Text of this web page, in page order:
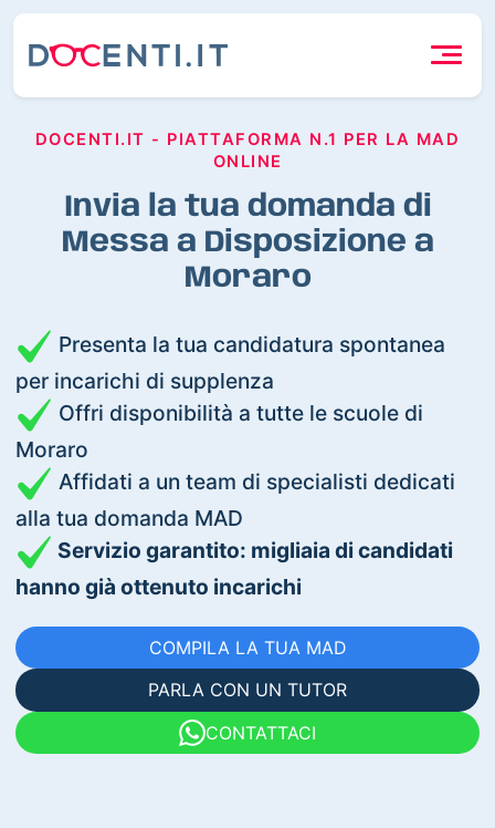
DOCENTI.IT - PIATTAFORMA N.1 PER LA MAD
ONLINE
Invia la tua domanda di
Messa a Disposizione a
Moraro
Presenta la tua candidatura spontanea
per incarichi di supplenza
Offri disponibilità a tutte le scuole di
Moraro
Affidati a un team di specialisti dedicati
alla tua domanda MAD
Servizio garantito: migliaia di candidati
hanno già ottenuto incarichi
COMPILA LA TUA MAD
PARLA CON UN TUTOR
CONTATTACI